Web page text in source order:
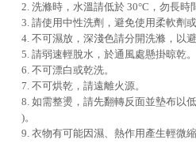
2. 洗滌時，水溫請低於 30°C，勿長時
3. 請使用中性洗劑，避免使用柔軟劑
4. 不可濕放，深淺色請分開洗滌，以
5. 請弱速輕脫水，於通風處懸掛晾乾。
6. 不可漂白或乾洗。
7. 不可烘乾，請遠離火源。
8. 如需整燙，請先翻轉反面並墊布以
)。
9. 衣物有可能因濕、熱作用產生輕微